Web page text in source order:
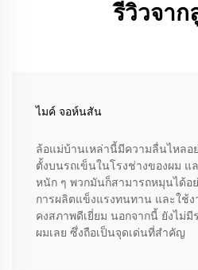
รีวิวจาก
ไมค์ จอห์นสัน
ล้อแม่บ้านเหล่านี้มีความลื่นไหลอ
ตั้งบนรถเข็นในโรงช่างของผม แ
หนัก ๆ พวกมันก็สามารถหมุนได้อ
การผลิตแข็งแรงทนทาน และใช้
คงสภาพดีเยี่ยม นอกจากนี้ ยังไม่
ผมเลย ซึ่งถือเป็นจุดเด่นที่สำคัญ